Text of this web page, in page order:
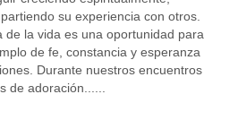
su experiencia con otros.
de la vida es una oportunidad para
de fe, constancia y esperanza
Durante nuestros encuentros
de adoración......